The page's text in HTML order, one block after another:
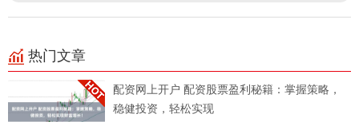
热门文章
配资网上开户 配资股票盈利秘籍：掌握策略，
稳健投资，轻松实现